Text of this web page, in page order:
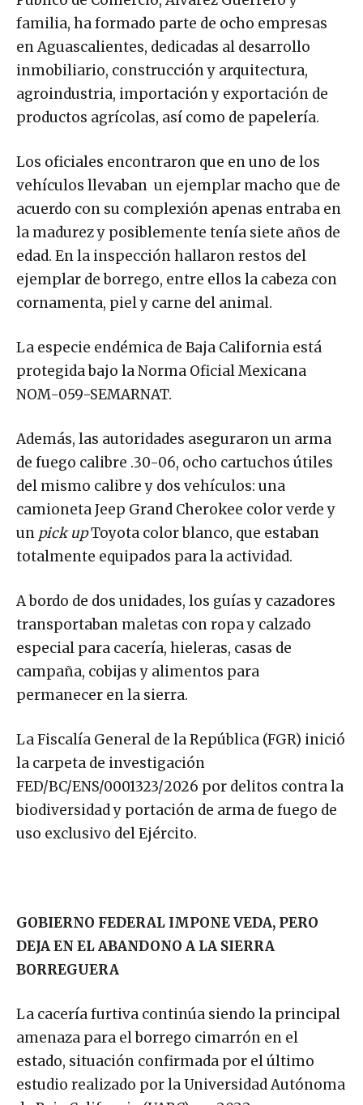
familia, ha formado parte de ocho empresas
en Aguascalientes, dedicadas al desarrollo
inmobiliario, construcción y arquitectura,
agroindustria, importación y exportación de
productos agrícolas, así como de papelería.
Los oficiales encontraron que en uno de los
vehículos llevaban un ejemplar macho que de
acuerdo con su complexión apenas entraba en
la madurez y posiblemente tenía siete años de
edad. En la inspección hallaron restos del
ejemplar de borrego, entre ellos la cabeza con
cornamenta, piel y carne del animal.
La especie endémica de Baja California está
protegida bajo la Norma Oficial Mexicana
NOM-059-SEMARNAT.
Además, las autoridades aseguraron un arma
de fuego calibre .30-06, ocho cartuchos útiles
del mismo calibre y dos vehículos: una
camioneta Jeep Grand Cherokee color verde y
un pick upToyota color blanco, que estaban
totalmente equipados para la actividad.
A bordo de dos unidades, los guías y cazadores
transportaban maletas con ropa y calzado
especial para cacería, hieleras, casas de
campaña, cobijas y alimentos para
permanecer en la sierra.
La Fiscalía General de la República (FGR) inició
la carpeta de investigación
FED/BC/ENS/0001323/2026 por delitos contra la
biodiversidad y portación de arma de fuego de
uso exclusivo del Ejército.
GOBIERNO FEDERAL IMPONE VEDA, PERO
DEJA EN EL ABANDONO A LA SIERRA
BORREGUERA
La cacería furtiva continúa siendo la principal
amenaza para el borrego cimarrón en el
estado, situación confirmada por el último
estudio realizado por la Universidad Autónoma